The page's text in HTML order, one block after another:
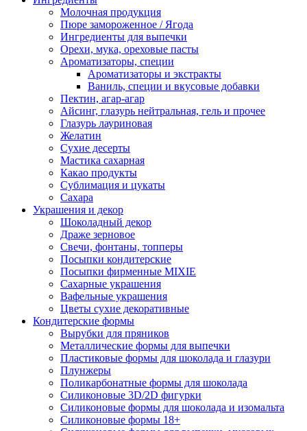
Молочная продукция
Пюре замороженное / Ягода
Ингредиенты для выпечки
Орехи, мука, ореховые пасты
Ароматизаторы, специи
Ароматизаторы и экстракты
Ваниль, специи и вкусовые добавки
Пектин, агар-агар
Айсинг, глазурь нейтральная, гель и прочее
Глазурь лауриновая
Желатин
Сухие десерты
Мастика сахарная
Какао продукты
Сублимация и цукаты
Сахара
Украшения и декор
Шоколадный декор
Драже зерновое
Свечи, фонтаны, топперы
Посыпки кондитерские
Посыпки фирменные MIXIE
Сахарные украшения
Вафельные украшения
Цветы сухие декоративные
Кондитерские формы
Вырубки для пряников
Металлические формы для выпечки
Пластиковые формы для шоколада и глазури
Плунжеры
Поликарбонатные формы для шоколада
Силиконовые 3D/2D фигурки
Силиконовые формы для шоколада и изомальта
Силиконовые формы 18+